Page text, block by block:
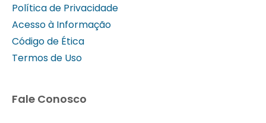
Política de Privacidade
Acesso à Informação
Código de Ética
Termos de Uso
Fale Conosco